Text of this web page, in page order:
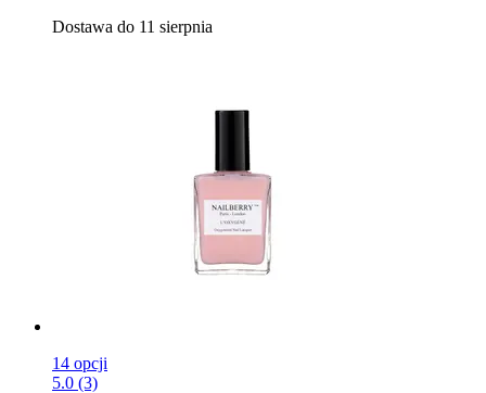
Dostawa do 11 sierpnia
14 opcji
5.0 (3)